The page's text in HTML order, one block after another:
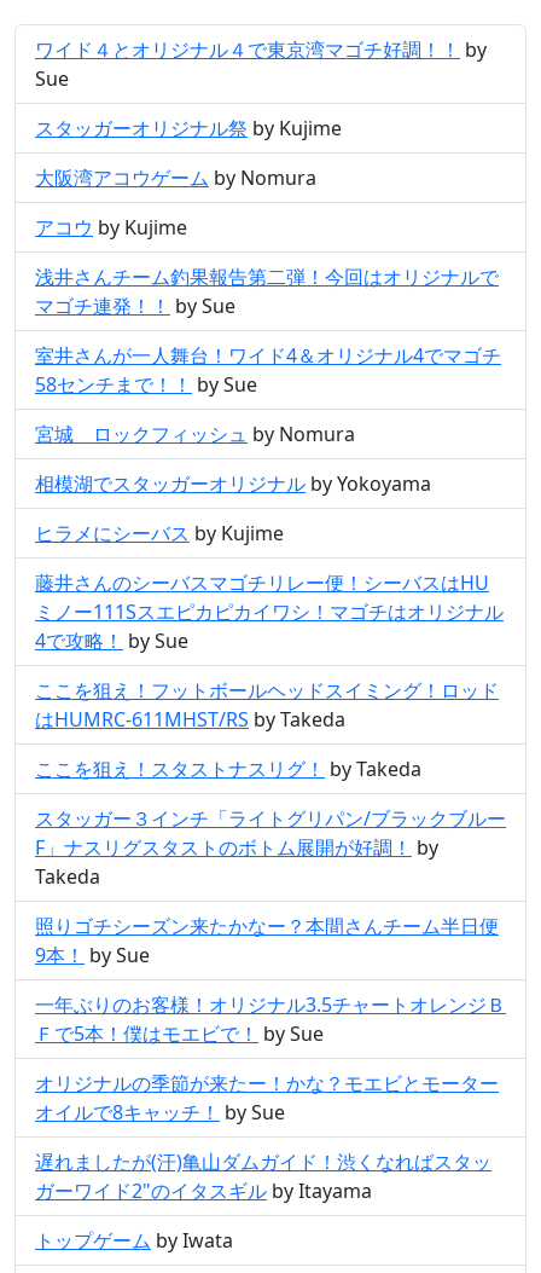
ワイド４とオリジナル４で東京湾マゴチ好調！！ by
Sue
スタッガーオリジナル祭 by Kujime
大阪湾アコウゲーム by Nomura
アコウ by Kujime
浅井さんチーム釣果報告第二弾！今回はオリジナルで
マゴチ連発！！ by Sue
室井さんが一人舞台！ワイド4＆オリジナル4でマゴチ
58センチまで！！ by Sue
宮城 ロックフィッシュ by Nomura
相模湖でスタッガーオリジナル by Yokoyama
ヒラメにシーバス by Kujime
藤井さんのシーバスマゴチリレー便！シーバスはHU
ミノー111Sスエピカピカイワシ！マゴチはオリジナル
4で攻略！ by Sue
ここを狙え！フットボールヘッドスイミング！ロッド
はHUMRC-611MHST/RS by Takeda
ここを狙え！スタストナスリグ！ by Takeda
スタッガー３インチ「ライトグリパン/ブラックブルー
F」ナスリグスタストのボトム展開が好調！ by
Takeda
照りゴチシーズン来たかなー？本間さんチーム半日便
9本！ by Sue
一年ぶりのお客様！オリジナル3.5チャートオレンジＢ
Ｆで5本！僕はモエビで！ by Sue
オリジナルの季節が来たー！かな？モエビとモーター
オイルで8キャッチ！ by Sue
遅れましたが(汗)亀山ダムガイド！渋くなればスタッ
ガーワイド2"のイタスギル by Itayama
トップゲーム by Iwata